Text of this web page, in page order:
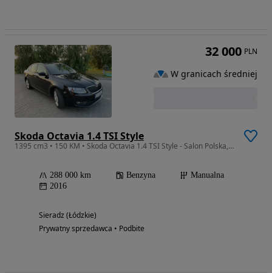
Skoda Octavia 1.4 TSI Style
1395 cm3 • 150 KM • Skoda Octavia 1.4 TSI Style - Salon Polska, zadbany
288 000 km Benzyna
Manualna
2016
Sieradz (Łódzkie)
Prywatny sprzedawca • Podbite
32 000 PLN
W granicach średniej